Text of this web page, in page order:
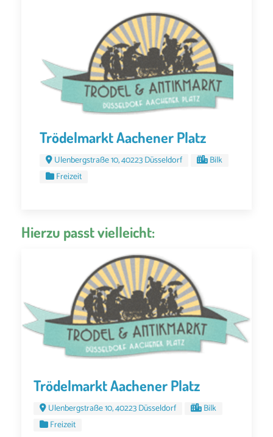
Trödelmarkt Aachener Platz
Ulenbergstraße 10, 40223 Düsseldorf
Bilk
Freizeit
Hierzu passt vielleicht:
Trödelmarkt Aachener Platz
Ulenbergstraße 10, 40223 Düsseldorf
Bilk
Freizeit